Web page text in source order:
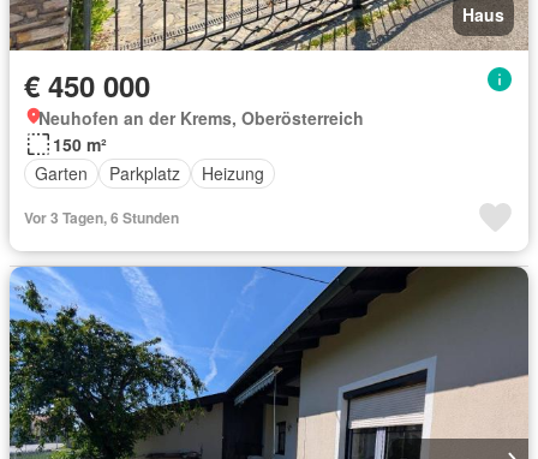
Haus
€ 450 000
Neuhofen an der Krems, Oberösterreich
150 m²
Garten
Parkplatz Heizung
Vor 3 Tagen, 6 Stunden